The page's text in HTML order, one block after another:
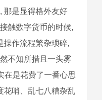
那是显得格外友好
触数字货币的时候,
操作流程繁杂琐碎,
不知所措且一头雾
在是花费了一番心思
花哨、乱七八糟杂乱